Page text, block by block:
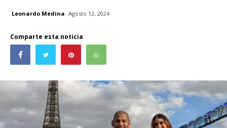
Leonardo Medina Agosto 12, 2024
Comparte esta noticia